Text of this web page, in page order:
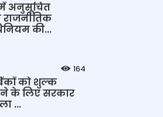
में अनुसूचित
की...
164
को शुल्क
के लिए सरकार
...